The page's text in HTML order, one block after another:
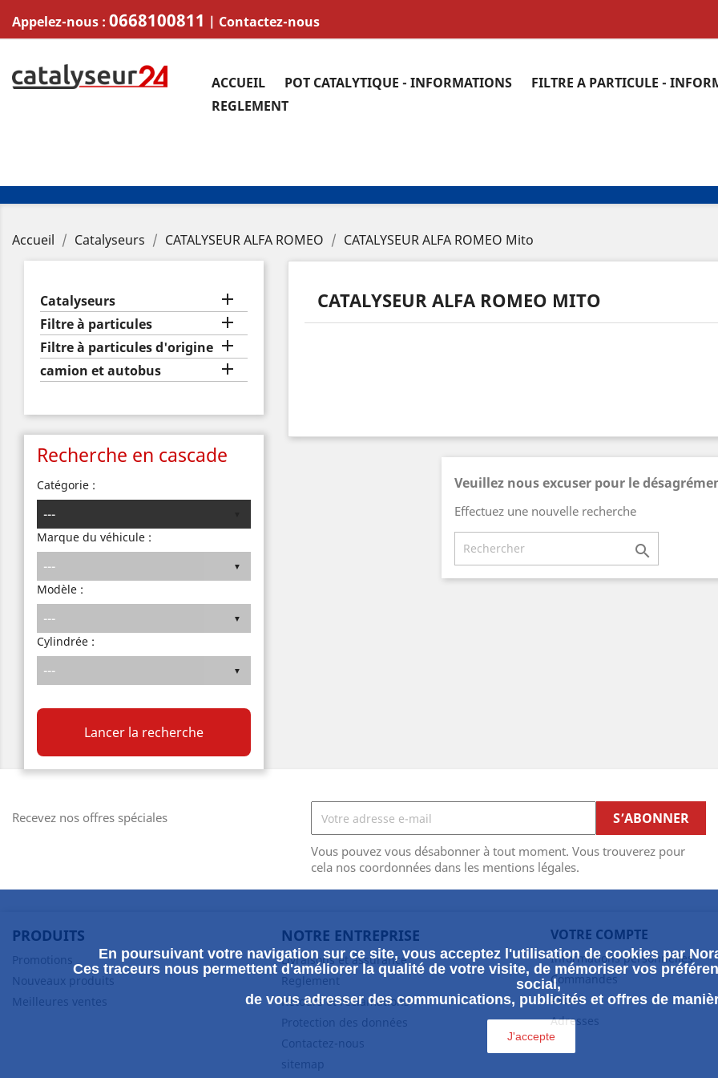
Appelez-nous : 0668100811 | Contactez-nous
ACCUEIL POT CATALYTIQUE - INFORMATIONS
FILTRE A PARTICULE -
REGLEMENT
Accueil Catalyseurs CATALYSEUR ALFA ROMEO CATALYSEUR ALFA ROMEO Mito
Catalyseurs 
Filtre à particules 
Filtre à particules d'origine 
camion et autobus 
Recherche en cascade
Catégorie :
Marque du véhicule :
Modèle :
Cylindrée :
Lancer la recherche
CATALYSEUR ALFA ROMEO MITO
Veuillez nous excuser pour le
Effectuez une nouvelle recherche

Recevez nos offres spéciales
Vous pouvez vous désabonner à tout moment. Vous trouverez pour
cela nos coordonnées dans les mentions légales.
PRODUITS
Promotions
Nouveaux produits
Meilleures ventes
NOTRE ENTREPRISE
Livraisons et assurance
Reglement
Retours et réclamations
Protection des données
Contactez-nous
sitemap
VOTRE COMPTE
Informations personnelles
Commandes
Avoirs
Adresses
En poursuivant votre navigation sur ce site, vous acceptez l'utilisation de cookies par
Ces traceurs nous permettent d'améliorer la qualité de votre visite, de mémoriser vos
social,
de vous adresser des communications, publicités et offres de
J'accepte